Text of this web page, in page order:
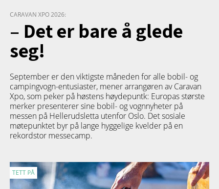
CARAVAN XPO 2026:
– Det er bare å glede
seg!
September er den viktigste måneden for alle bobil- og
campingvogn-entusiaster, mener arrangøren av Caravan
Xpo, som peker på høstens høydepuntk: Europas største
merker presenterer sine bobil- og vognnyheter på
messen på Hellerudsletta utenfor Oslo. Det sosiale
møtepunktet byr på lange hyggelige kvelder på en
rekordstor messecamp.
TETT PÅ